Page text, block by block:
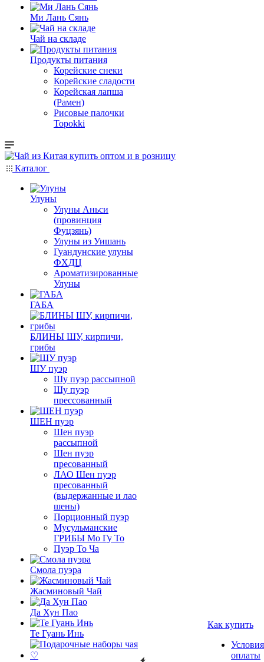
Ми Лань Сянь
Чай на складе
Продукты питания
Корейские снеки
Корейские сладости
Корейская лапша
(Рамен)
Рисовые палочки
Topokki
Каталог
Улуны
Улуны Аньси
(провинция
Фуцзянь)
Улуны из Уишань
Гуандунские улуны
ФХДЦ
Ароматизированные
Улуны
ГАБА
БЛИНЫ ШУ, кирпичи,
грибы
ШУ пуэр
Шу пуэр рассыпной
Шу пуэр
прессованный
ШЕН пуэр
Шен пуэр
рассыпной
Шен пуэр
пресованный
ЛАО Шен пуэр
пресованный
(выдержанные и лао
шены)
Порционный пуэр
Мусульманские
ГРИБЫ Мо Гу То
Пуэр То Ча
Смола пуэра
Жасминовый Чай
Да Хун Пао
Те Гуань Инь
Как купить
Условия
оплаты